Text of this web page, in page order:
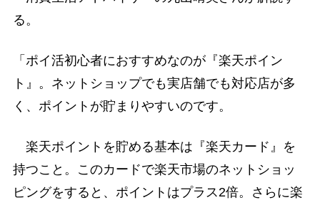
る。
「ポイ活初心者におすすめなのが『楽天ポイン
ト』。ネットショップでも実店舗でも対応店が多
く、ポイントが貯まりやすいのです。
楽天ポイントを貯める基本は『楽天カード』を
持つこと。このカードで楽天市場のネットショッ
ピングをすると、ポイントはプラス2倍。さらに楽